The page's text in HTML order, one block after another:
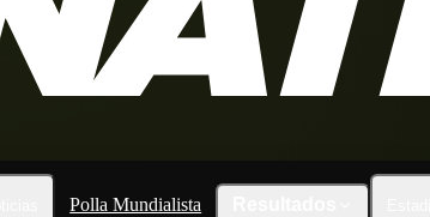
Polla Mundialista